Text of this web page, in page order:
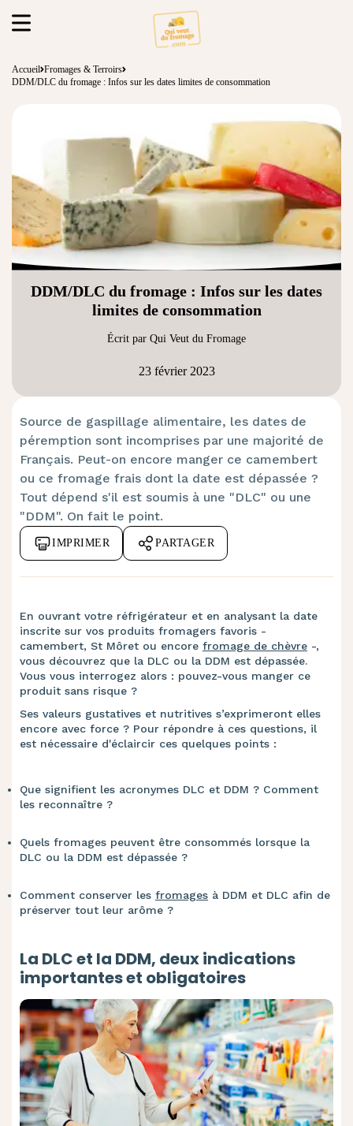
Accueil Fromages & Terroirs
DDM/DLC du fromage : Infos sur les dates limites de consommation
DDM/DLC du fromage : Infos sur les dates
limites de consommation
Écrit par Qui Veut du Fromage
23 février 2023
Source de gaspillage alimentaire, les dates de
péremption sont incomprises par une majorité de
Français. Peut-on encore manger ce camembert
ou ce fromage frais dont la date est dépassée ?
Tout dépend s'il est soumis à une "DLC" ou une
"DDM". On fait le point.
IMPRIMER PARTAGER
En ouvrant votre réfrigérateur et en analysant la date
inscrite sur vos produits fromagers favoris -
camembert, St Môret ou encore fromage de chèvre -,
vous découvrez que la DLC ou la DDM est dépassée.
Vous vous interrogez alors : pouvez-vous manger ce
produit sans risque ?
Ses valeurs gustatives et nutritives s’exprimeront elles
encore avec force ? Pour répondre à ces questions, il
est nécessaire d'éclaircir ces quelques points :
Que signifient les acronymes DLC et DDM ? Comment
les reconnaître ?
Quels fromages peuvent être consommés lorsque la
DLC ou la DDM est dépassée ?
Comment conserver les fromages à DDM et DLC afin de
préserver tout leur arôme ?
La DLC et la DDM, deux indications
importantes et obligatoires